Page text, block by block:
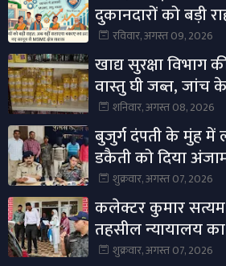
दुकानदारों को बड़ी
MSMED (संशोधन)
रविवार, अगस्त 09, 2026
खाद्य सुरक्षा विभाग
वास्तु घी जब्त, जांच
विभिन्न होलसेल
किया गया निरीक्षण।
शनिवार, अगस्त 08, 2026
बुजुर्ग दंपती के मुंह में
डकैती को दिया
आरोपियों का किया
शुक्रवार, अगस्त 07, 2026
कलेक्टर कुमार सत्यम
तहसील न्यायालय
माह से अधिक
शुक्रवार, अगस्त 07, 2026